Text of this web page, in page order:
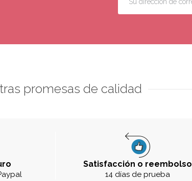
promesas de calidad
Satisfacción o reembolso
14 días de prueba